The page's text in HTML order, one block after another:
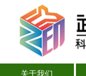
关于我们